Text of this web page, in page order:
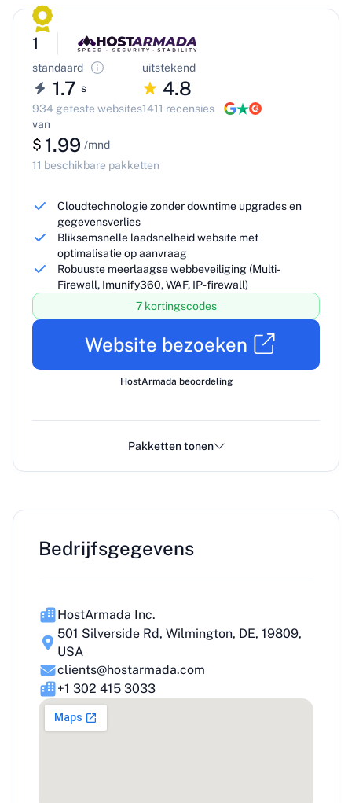
1
standaard
1.7 s
934 geteste websites
uitstekend
4.8
1411 recensies
van
$ 1.99 /mnd
11 beschikbare pakketten
Cloudtechnologie zonder downtime upgrades en
gegevensverlies
Bliksemsnelle laadsnelheid website met
optimalisatie op aanvraag
Robuuste meerlaagse webbeveiliging (Multi-
Firewall, Imunify360, WAF, IP-firewall)
7 kortingscodes
Website bezoeken
HostArmada beoordeling
Pakketten tonen
Bedrijfsgegevens
HostArmada Inc.
501 Silverside Rd, Wilmington, DE, 19809,
USA
clients@hostarmada.com
+1 302 415 3033